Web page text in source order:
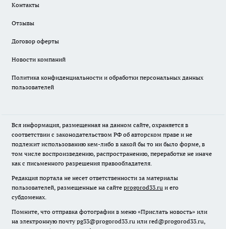
Контакты
Отзывы
Договор оферты
Новости компаний
Политика конфиденциальности и обработки персональных данных
пользователей
Вся информация, размещенная на данном сайте, охраняется в
соответствии с законодательством РФ об авторском праве и не
подлежит использованию кем-либо в какой бы то ни было форме, в
том числе воспроизведению, распространению, переработке не иначе
как с письменного разрешения правообладателя.
Редакция портала не несет ответственности за материалы
пользователей, размещенные на сайте progorod33.ru и его
субдоменах.
Помните, что отправка фотографии в меню «Прислать новость» или
на электронную почту pg33@progorod33.ru или red@progorod33.ru,